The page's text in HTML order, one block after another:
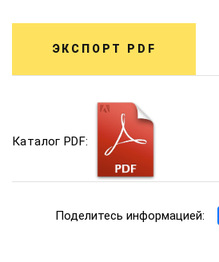
ЭКСПОРТ PDF
Каталог PDF:
Поделитесь информацией: